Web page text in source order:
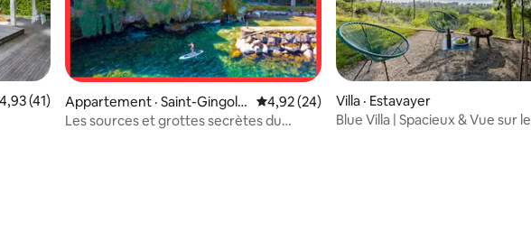
moyenne de 4,93 sur 5, 41 commentaires
4,93 (41)
Appartement · Saint-Gingolp
h
Note moyenne de 4,92 sur 5, 24
4,92 (24)
Les sources et grottes secrètes du
Villa · Estavayer
Blue Villa | Spacieux & Vue sur